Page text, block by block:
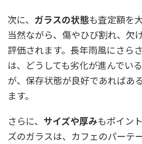
次に、 ガラスの状態も査定額を
当然ながら、傷やひび割れ、欠
評価されます。長年雨風にさら
は、どうしても劣化が進んでい
が、保存状態が良好であればあ
ます。
さらに、 サイズや厚みもポイン
ズのガラスは、カフェのパーテ